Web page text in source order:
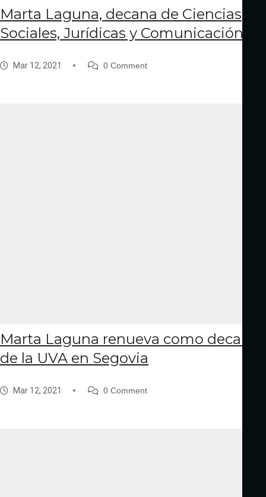
Marta Laguna, decana de Ciencias
Sociales, Jurídicas y Comunicación
Mar 12, 2021 0 Comment
Marta Laguna renueva como decana
de la UVA en Segovia
Mar 12, 2021 0 Comment